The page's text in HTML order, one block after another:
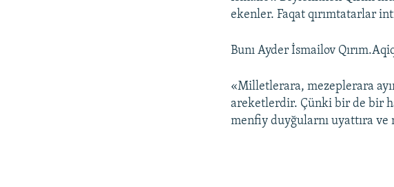
ekenler. Faqat qırımtatarlar
Bunı Ayder İsmailov
«Milletlerara, mezeplerara
areketlerdir. Çünki bir de bir
menfiy duyğularnı uyattıra ve